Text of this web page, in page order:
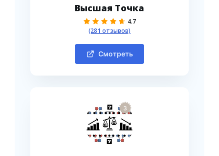
Высшая Точка
4.7
(281 отзывов)
Смотреть
3